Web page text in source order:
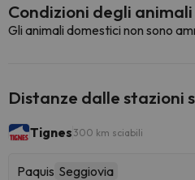
Condizioni degli
Gli animali domestici non sono
Distanze dalle stazioni
Tignes 300 km sciabili
Paquis Seggiovia